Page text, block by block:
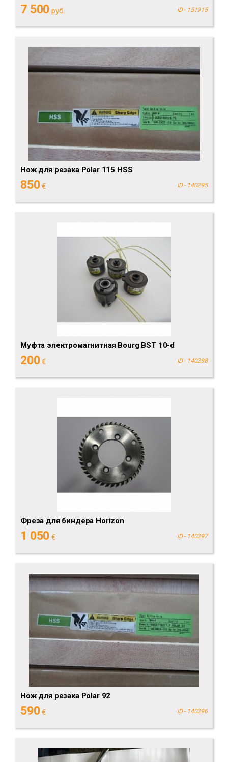
7 500 руб. ID - 151915
Нож для резака Polar 115 HSS
850 € ID - 140295
Муфта электромагнитная Bourg BST 10-d
200 € ID - 140298
Фреза для биндера Horizon
1 050 € ID - 140297
Нож для резака Polar 92
590 € ID - 140296